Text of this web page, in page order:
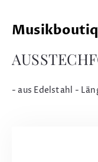
- aus Edelstahl -